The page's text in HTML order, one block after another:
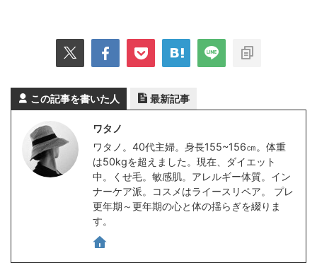
この記事を書いた人 最新記事
ワタノ
ワタノ。40代主婦。身長155~156㎝。体重
は50kgを超えました。現在、ダイエット
中。くせ毛。敏感肌。アレルギー体質。イン
ナーケア派。コスメはライースリペア。 プレ
更年期～更年期の心と体の揺らぎを綴りま
す。